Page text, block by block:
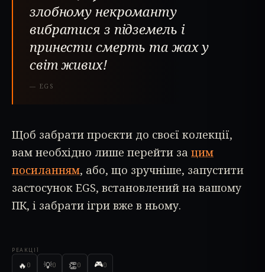
РЕАКЦІЇ
🔥 0 💡0 👏0 🎮0
злобному некроманту
вибратися з підземель і
принести смерть та жах у
світ живих!
— EGS
Щоб забрати проєкти до своєї колекції,
вам необхідно лише перейти за цим
посиланням, або, що зручніше, запустити
застосунок EGS, встановлений на вашому
ПК, і забрати ігри вже в ньому.